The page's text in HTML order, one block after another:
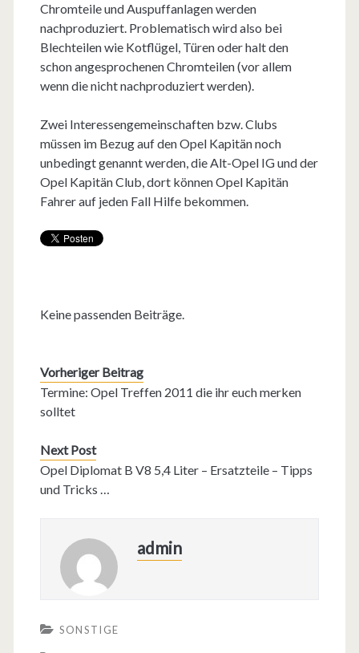
Chromteile und Auspuffanlagen werden
nachproduziert. Problematisch wird also bei
Blechteilen wie Kotflügel, Türen oder halt den
schon angesprochenen Chromteilen (vor allem
wenn die nicht nachproduziert werden).
Zwei Interessengemeinschaften bzw. Clubs
müssen im Bezug auf den Opel Kapitän noch
unbedingt genannt werden, die Alt-Opel IG und der
Opel Kapitän Club, dort können Opel Kapitän
Fahrer auf jeden Fall Hilfe bekommen.
Keine passenden Beiträge.
Vorheriger Beitrag
Termine: Opel Treffen 2011 die ihr euch merken
solltet
Next Post
Opel Diplomat B V8 5,4 Liter – Ersatzteile – Tipps
und Tricks …
admin
SONSTIGE